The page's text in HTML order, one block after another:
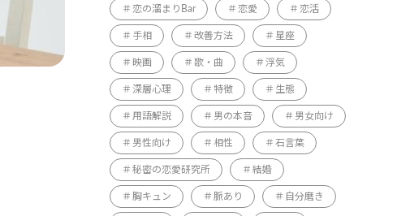
恋の溜まりBar 恋愛 恋活
手相 改善方法 星座
映画 歌・曲 浮気
深層心理 特徴 生態
用語解説 男の本音 男女向け
男性向け 相性 石言葉
秘密の恋愛研究所 結婚
胸キュン 脈あり 自分磨き